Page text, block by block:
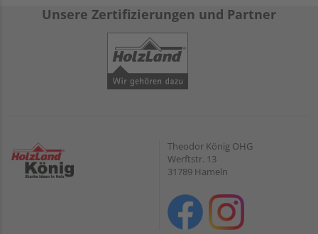
Unsere Zertifizierungen und Partner
Theodor König OHG
Werftstr. 13
31789 Hameln